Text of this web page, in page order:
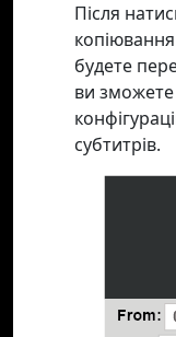
Після
будете
ви
субтитрів.